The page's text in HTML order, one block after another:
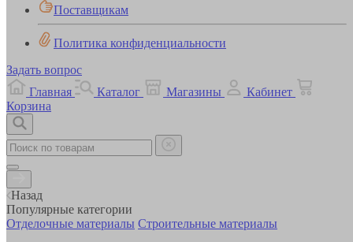
Поставщикам
Политика конфиденциальности
Задать вопрос
Главная
Каталог Магазины
Кабинет
Корзина
Назад
Популярные категории
Отделочные материалы Строительные материалы